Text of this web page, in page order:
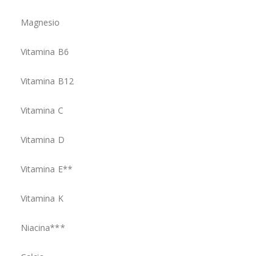
Magnesio
Vitamina B6
Vitamina B12
Vitamina C
Vitamina D
Vitamina E**
Vitamina K
Niacina***